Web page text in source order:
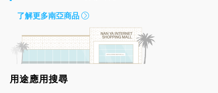
了解更多南亞商品
用途應用搜尋